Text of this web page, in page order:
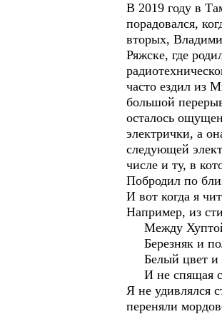
В 2019 году в
порадовался,
вторых,
Ряжске, где
часто ездил из
большой
осталось
электрички, а
следующей
числе и ту, в
Побродил по
И вот когда я
Например, из
Между
Березняк и
Белый цвет и
И не спящая
Я не удивлялся
переняли